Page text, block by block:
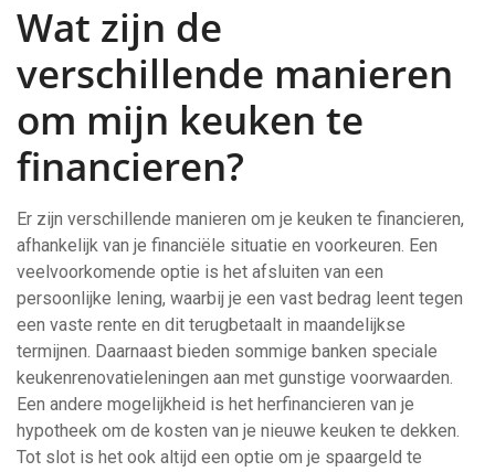
Wat zijn de
verschillende manieren
om mijn keuken te
financieren?
Er zijn verschillende manieren om je keuken te financieren,
afhankelijk van je financiële situatie en voorkeuren. Een
veelvoorkomende optie is het afsluiten van een
persoonlijke lening, waarbij je een vast bedrag leent tegen
een vaste rente en dit terugbetaalt in maandelijkse
termijnen. Daarnaast bieden sommige banken speciale
keukenrenovatieleningen aan met gunstige voorwaarden.
Een andere mogelijkheid is het herfinancieren van je
hypotheek om de kosten van je nieuwe keuken te dekken.
Tot slot is het ook altijd een optie om je spaargeld te